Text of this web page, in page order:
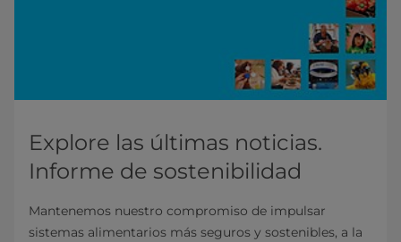
Explore las últimas noticias.
Informe de sostenibilidad
Mantenemos nuestro compromiso de impulsar
sistemas alimentarios más seguros y sostenibles, a la